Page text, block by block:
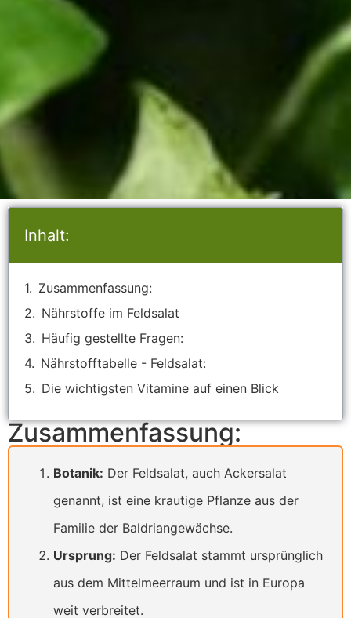
Inhalt:
Zusammenfassung:
Nährstoffe im Feldsalat
Häufig gestellte Fragen:
Nährstofftabelle - Feldsalat:
Die wichtigsten Vitamine auf einen Blick
Zusammenfassung:
Botanik: Der Feldsalat, auch Ackersalat
genannt, ist eine krautige Pflanze aus der
Familie der Baldriangewächse.
Ursprung: Der Feldsalat stammt ursprünglich
aus dem Mittelmeerraum und ist in Europa
weit verbreitet.